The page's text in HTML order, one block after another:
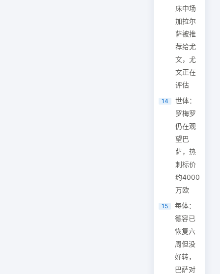
床中场
加拉尔
萨被推
荐给尤
文，尤
文正在
评估
14
世体：
罗梅罗
仍在观
望巴
萨，热
刺标价
约4000
万欧
15
每体：
德容已
恢复六
周但没
好转，
巴萨对